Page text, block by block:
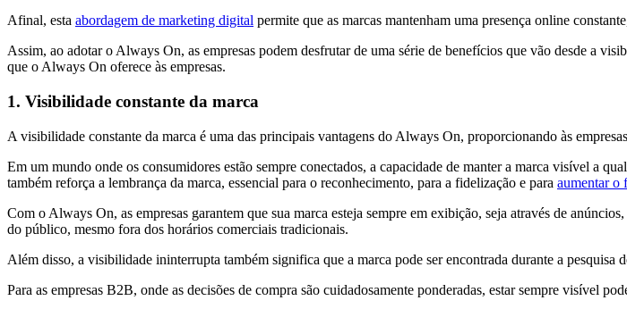
Afinal, esta abordagem de marketing digital permite que as marcas mantenham uma presença online
Assim, ao adotar o Always On, as empresas podem desfrutar de uma série de benefícios que vão desde a
que o Always On oferece às empresas.
1. Visibilidade constante da marca
A visibilidade constante da marca é uma das principais vantagens do Always On, proporcionando às
Em um mundo onde os consumidores estão sempre conectados, a capacidade de manter a marca visível a
também reforça a lembrança da marca, essencial para o reconhecimento, para a fidelização e para aumentar o
Com o Always On, as empresas garantem que sua marca esteja sempre em exibição, seja através de
do público, mesmo fora dos horários comerciais tradicionais.
Além disso, a visibilidade ininterrupta também significa que a marca pode ser encontrada durante a
Para as empresas B2B, onde as decisões de compra são cuidadosamente ponderadas, estar sempre visível